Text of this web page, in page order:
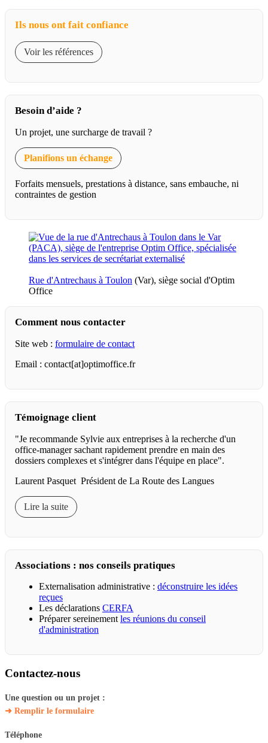
Ils nous ont fait confiance
Voir les références
Besoin d’aide ?
Un projet, une surcharge de travail ?
Planifions un échange
Forfaits mensuels, prestations à distance, sans embauche, ni
contraintes de gestion
Rue d'Antrechaus à Toulon (Var), siège social d'Optim
Office
Comment nous contacter
Site web : formulaire de contact
Email : contact[at]optimoffice.fr
Témoignage client
"Je recommande Sylvie aux entreprises à la recherche d'un
office-manager sachant rapidement prendre en main des
dossiers complexes et s'intégrer dans l'équipe en place".
Laurent Pasquet Président de La Route des Langues
Lire la suite
Associations : nos conseils pratiques
Externalisation administrative : déconstruire les idées
reçues
Les déclarations CERFA
Préparer sereinementles réunions du conseil
d'administration
Contactez-nous
Une question ou un projet :
➜ Remplir le formulaire
Téléphone